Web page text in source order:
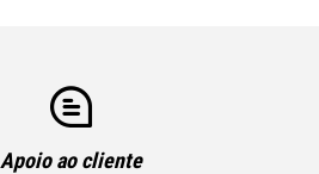
Apoio ao cliente